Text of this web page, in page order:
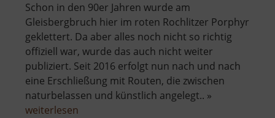
Schon in den 90er Jahren wurde am
Gleisbergbruch hier im roten Rochlitzer Porphyr
geklettert. Da aber alles noch nicht so richtig
offiziell war, wurde das auch nicht weiter
publiziert. Seit 2016 erfolgt nun nach und nach
eine Erschließung mit Routen, die zwischen
naturbelassen und künstlich angelegt.. »
weiterlesen